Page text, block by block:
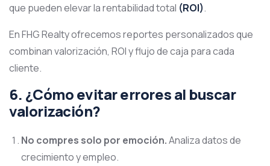
que pueden elevar la rentabilidad total (ROI).
En FHG Realty ofrecemos reportes personalizados que
combinan valorización, ROI y flujo de caja para cada
cliente.
6. ¿Cómo evitar errores al buscar
valorización?
No compres solo por emoción.Analiza datos de
crecimiento y empleo.